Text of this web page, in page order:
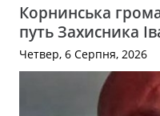
Корнинська
путь Захисника
Четвер, 6 Серпня, 2026